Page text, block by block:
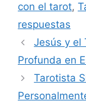
con el tarot,
respuestas
Jesús y el
Profunda en
Tarotista